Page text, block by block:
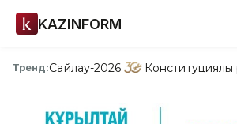
KAZINFORM
Тренд:Сайлау-2026